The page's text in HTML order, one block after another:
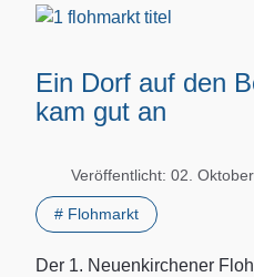
Ein Dorf auf den
kam gut an
Veröffentlicht: 02.
# Flohmarkt
Der 1. Neuenkirchener